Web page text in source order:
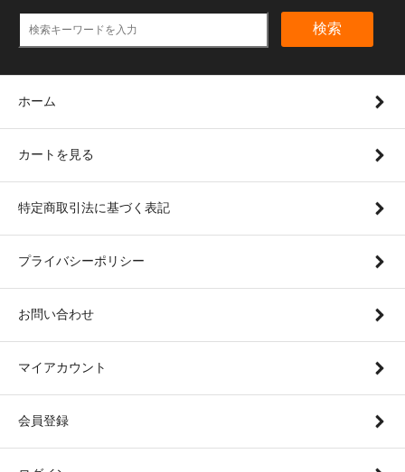
検索
ホーム
カートを見る
特定商取引法に基づく表記
プライバシーポリシー
お問い合わせ
マイアカウント
会員登録